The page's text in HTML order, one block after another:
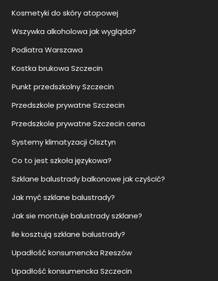
Kosmetyki do skóry atopowej
Wszywka alkoholowa jak wygląda?
Podiatra Warszawa
Kostka brukowa Szczecin
Punkt przedszkolny Szczecin
Przedszkole prywatne Szczecin
Przedszkole prywatne Szczecin cena
Systemy klimatyzacji Olsztyn
Co to jest szkoła językowa?
Szklane balustrady balkonowe jak czyścić?
Jak myć szklane balustrady?
Jak sie montuje balustrady szklane?
Ile kosztują szklane balustrady?
Upadłość konsumencka Rzeszów
Upadłość konsumencka Szczecin